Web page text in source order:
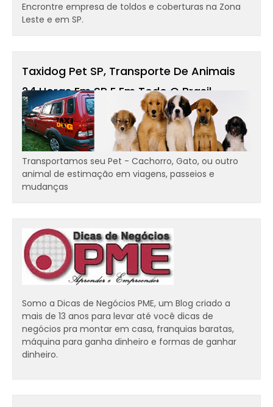
Encrontre empresa de toldos e coberturas na Zona
Leste e em SP.
Taxidog Pet SP, Transporte De Animais
24 Horas Em SP E Em Todo O Brasil -
Transportamos Cães, Gatos
Transportamos seu Pet - Cachorro, Gato, ou outro
animal de estimação em viagens, passeios e
mudanças
Somo a Dicas de Negócios PME, um Blog criado a
mais de 13 anos para levar até você dicas de
negócios pra montar em casa, franquias baratas,
máquina para ganha dinheiro e formas de ganhar
dinheiro.